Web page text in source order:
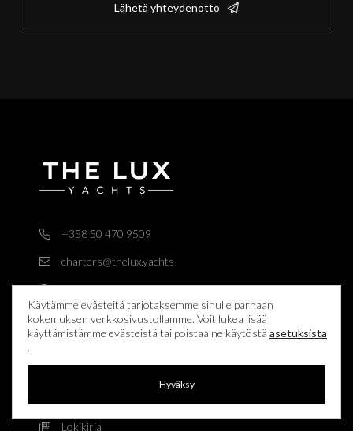
Lähetä yhteydenotto
+358 50 470 9509
charters@thelux.yachts
Whatsapp
Risteilypaketit
Lokikirja
Käytämme evästeitä tarjotaksemme sinulle parhaan
kokemuksen verkkosivustollamme. Voit lukea lisää
käyttämistämme evästeistä tai poistaa ne käytöstä asetuksista
.
Hyväksy